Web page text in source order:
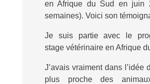
en Afrique du Sud en juin
semaines). Voici son
Je suis partie avec le
stage vétérinaire en Afrique
J’avais vraiment dans l’idée
plus proche des